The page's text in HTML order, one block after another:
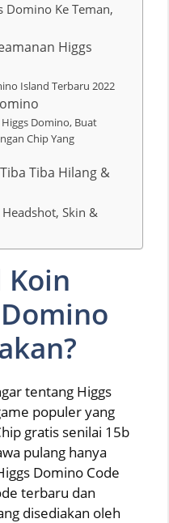
Domino Ke Teman,
Higgs
Island Terbaru 2022
Domino, Buat
Chip Yang
Tiba Hilang &
Skin &
tentang Higgs
populer yang
gratis senilai 15b
pulang hanya
Domino Code
terbaru dan
disediakan oleh